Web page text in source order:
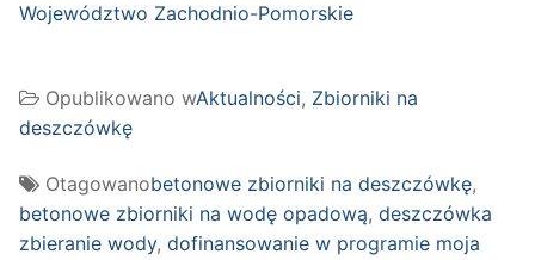
Województwo Zachodnio-Pomorskie
Opublikowano wAktualności, Zbiorniki na
deszczówkę
Otagowanobetonowe zbiorniki na deszczówkę,
betonowe zbiorniki na wodę opadową, deszczówka
zbieranie wody, dofinansowanie w programie moja